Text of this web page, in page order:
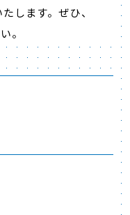
します。ぜひ、
。